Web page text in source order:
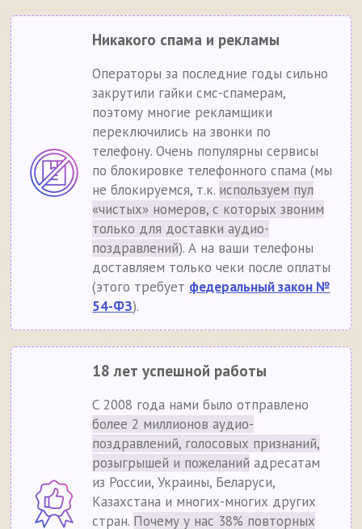
Никакого спама и рекламы
Операторы за последние годы сильно
закрутили гайки смс-спамерам,
поэтому многие рекламщики
переключились на звонки по
телефону. Очень популярны сервисы
по блокировке телефонного спама (мы
не блокируемся, т.к. используем пул
«чистых» номеров, с которых звоним
только для доставки аудио-
поздравлений). А на ваши телефоны
доставляем только чеки после оплаты
(этого требует федеральный закон №
54-ФЗ).
18 лет успешной работы
С 2008 года нами было отправлено
более 2 миллионов аудио-
поздравлений, голосовых признаний,
розыгрышей и пожеланий адресатам
из России, Украины, Беларуси,
Казахстана и многих-многих других
стран. Почему у нас 38% повторных